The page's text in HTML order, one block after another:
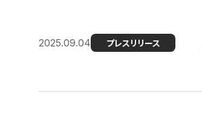
2025.09.04 プレスリリース